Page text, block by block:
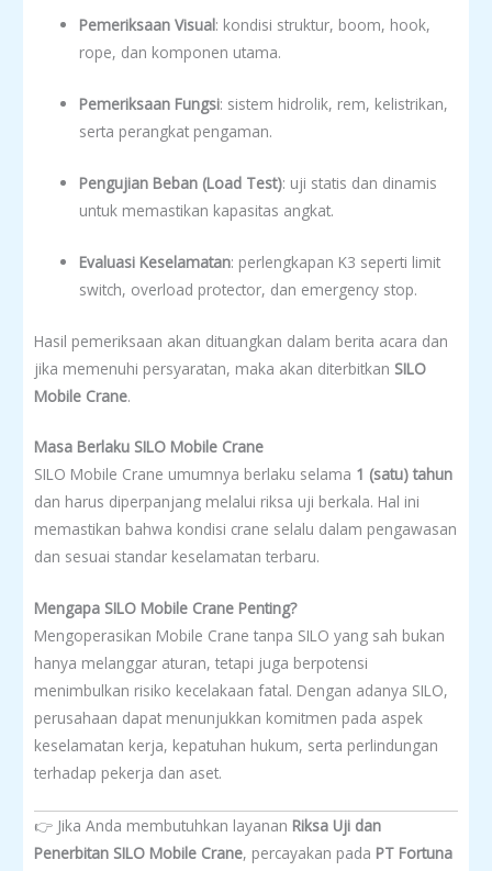
Pemeriksaan Visual: kondisi struktur, boom, hook,
rope, dan komponen utama.
Pemeriksaan Fungsi: sistem hidrolik, rem, kelistrikan,
serta perangkat pengaman.
Pengujian Beban (Load Test): uji statis dan dinamis
untuk memastikan kapasitas angkat.
Evaluasi Keselamatan: perlengkapan K3 seperti limit
switch, overload protector, dan emergency stop.
Hasil pemeriksaan akan dituangkan dalam berita acara dan
jika memenuhi persyaratan, maka akan diterbitkan SILO
Mobile Crane.
Masa Berlaku SILO Mobile Crane
SILO Mobile Crane umumnya berlaku selama 1 (satu) tahun
dan harus diperpanjang melalui riksa uji berkala. Hal ini
memastikan bahwa kondisi crane selalu dalam pengawasan
dan sesuai standar keselamatan terbaru.
Mengapa SILO Mobile Crane Penting?
Mengoperasikan Mobile Crane tanpa SILO yang sah bukan
hanya melanggar aturan, tetapi juga berpotensi
menimbulkan risiko kecelakaan fatal. Dengan adanya SILO,
perusahaan dapat menunjukkan komitmen pada aspek
keselamatan kerja, kepatuhan hukum, serta perlindungan
terhadap pekerja dan aset.
👉 Jika Anda membutuhkan layanan Riksa Uji dan
Penerbitan SILO Mobile Crane, percayakan pada PT Fortuna